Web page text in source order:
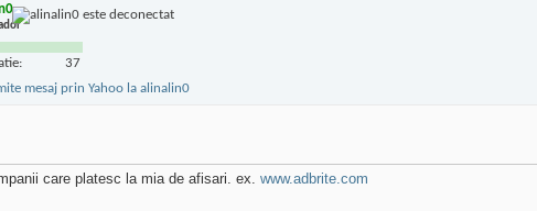
37
care platesc la mia de afisari. ex. www.adbrite.com